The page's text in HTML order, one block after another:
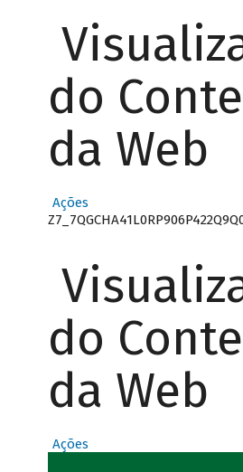
do
da Web
Ações
do
da Web
Ações